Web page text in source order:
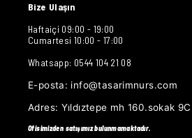
Bize Ulaşın
Haftaiçi 09:00 - 19:00
Cumartesi 10:00 - 17:00
Whatsapp: 0544 104 21 08
E-posta: info@tasarimnurs.com
Adres: Yıldıztepe mh 160.sokak
Ofisimizden satışımız bulunmamaktadır.